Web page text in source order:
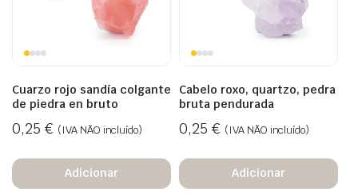
Cuarzo rojo sandía colgante
de piedra en bruto
0,25 € (IVA NÃO incluído)
Adicionar
Cabelo roxo, quartzo, pedra
bruta pendurada
0,25 € (IVA NÃO incluído)
Adicionar